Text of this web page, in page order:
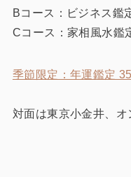
Bコース：ビジネス
Cコース：家相風水
季節限定：年運鑑定
対面は東京小金井、オ